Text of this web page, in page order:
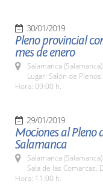
30/01/2019
Pleno provincial
mes de enero
Salamanca (Salamanca)
Lugar: Salón de
Hora: 09:00 h.
29/01/2019
Mociones al Pleno
Salamanca
Salamanca (Salamanca)
Sala de las Comarcas.
Hora: 11:00 h.